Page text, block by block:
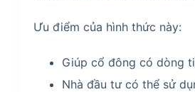
Ưu điểm của hình thức này:
Giúp cổ đông có dòng
Nhà đầu tư có thể sử